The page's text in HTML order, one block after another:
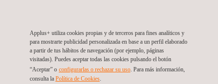
ofreciendo servicios de dirección y
supervisión de obras, coordinación de
seguridad de obras públicas y
elaboración de estudios y proyectos.
Applus+ utiliza cookies propias y de terceros para fines analíticos y
para mostrarte publicidad personalizada en base a un perfil elaborado
a partir de tus hábitos de navegación (por ejemplo, páginas
visitadas). Puedes aceptar todas las cookies pulsando el botón
“Aceptar” o configurarlas o rechazar su uso. Para más información,
consulta la Política de Cookies.